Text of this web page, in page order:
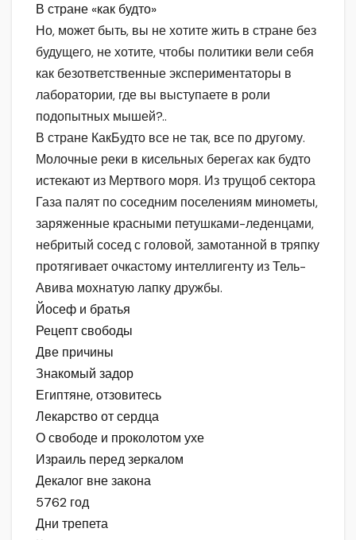
В стране «как будто»
Но, может быть, вы не хотите жить в стране без
будущего, не хотите, чтобы политики вели себя
как безответственные экспериментаторы в
лаборатории, где вы выступаете в роли
подопытных мышей?..
В стране КакБудто все не так, все по другому.
Молочные реки в кисельных берегах как будто
истекают из Мертвого моря. Из трущоб сектора
Газа палят по соседним поселениям минометы,
заряженные красными петушками-леденцами,
небритый сосед с головой, замотанной в тряпку
протягивает очкастому интеллигенту из Тель-
Авива мохнатую лапку дружбы.
Йосеф и братья
Рецепт свободы
Две причины
Знакомый задор
Египтяне, отзовитесь
Лекарство от сердца
О свободе и проколотом ухе
Израиль перед зеркалом
Декалог вне закона
5762 год
Дни трепета